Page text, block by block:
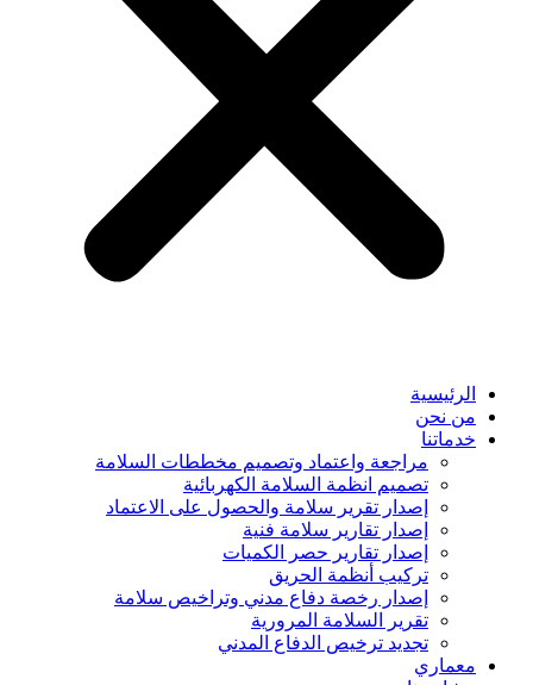
الرئيسية
من نحن
خدماتنا
مراجعة واعتماد وتصميم مخططات السلامة
تصميم انظمة السلامة الكهربائية
إصدار تقرير سلامة والحصول على الاعتماد
إصدار تقارير سلامة فنية
إصدار تقارير حصر الكميات
تركيب أنظمة الحريق
إصدار رخصة دفاع مدني وتراخيص سلامة
تقرير السلامة المرورية
تجديد ترخيص الدفاع المدني
معماري